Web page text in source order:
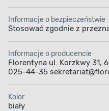
Informacje o bezpieczeństwie
Stosować zgodnie z
Informacje o producencie
Florentyna ul. Korzkwy 31,
025-44-35
Kolor
biały